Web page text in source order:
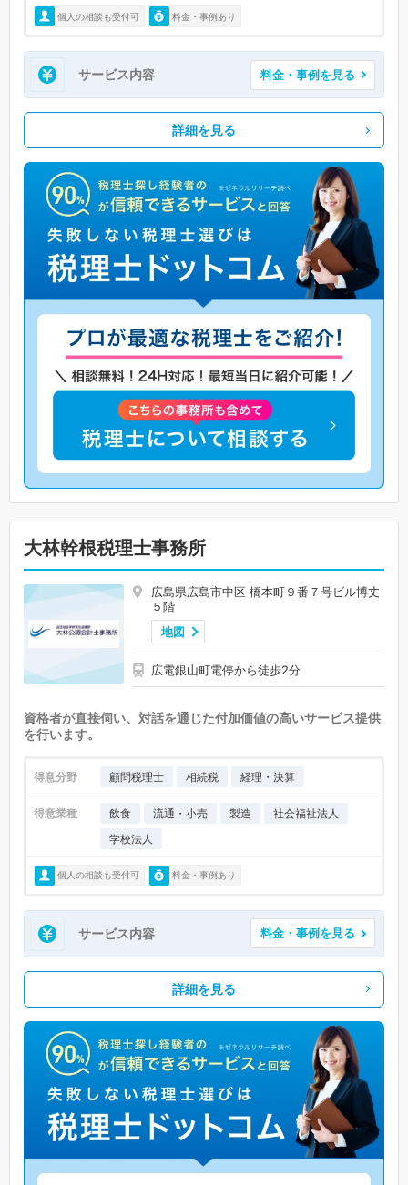
個人の相談も受付可 料金・事例あり
サービス内容 料金・事例を見る
詳細を見る
大林幹根税理士事務所
広島県広島市中区 橋本町９番７号ビル博丈
５階
地図
広電銀山町電停から徒歩2分
資格者が直接伺い、対話を通じた付加価値の高いサービス提供
を行います。
得意分野 顧問税理士 相続税 経理・決算
得意業種 飲食 流通・小売 製造
社会福祉法人
学校法人
個人の相談も受付可 料金・事例あり
サービス内容 料金・事例を見る
詳細を見る